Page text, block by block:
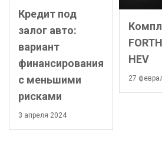
Кредит под
залог авто:
вариант
финансирования
с меньшими
рисками
3 апреля 2024
HEV
27